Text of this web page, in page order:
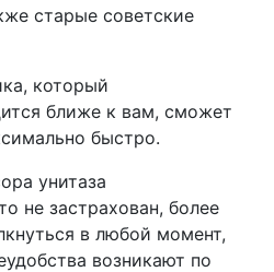
старые советские
который
ближе к вам, сможет
быстро.
унитаза
не застрахован, более
в любой момент,
возникают по